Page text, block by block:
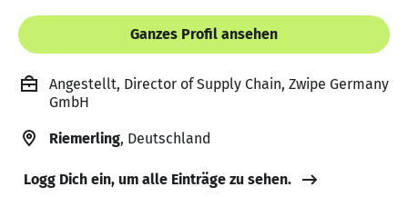
Ganzes Profil ansehen
Angestellt, Director of Supply Chain, Zwipe Germany
GmbH
Riemerling, Deutschland
Logg Dich ein, um alle Einträge zu sehen.